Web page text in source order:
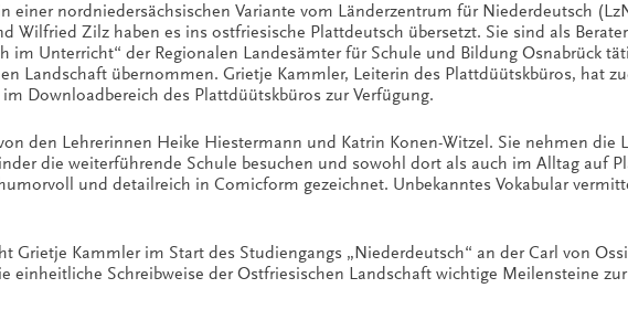
einer nordniedersächsischen Variante vom Länderzentrum für Niederdeutsch
Wilfried Zilz haben es ins ostfriesische Plattdeutsch übersetzt. Sie sind als
im Unterricht“ der Regionalen Landesämter für Schule und Bildung Osnabrück
Landschaft übernommen. Grietje Kammler, Leiterin des Plattdüütskbüros, hat
Downloadbereich des Plattdüütskbüros zur Verfügung.
den Lehrerinnen Heike Hiestermann und Katrin Konen-Witzel. Sie nehmen
die weiterführende Schule besuchen und sowohl dort als auch im Alltag auf
und detailreich in Comicform gezeichnet. Unbekanntes Vokabular
Grietje Kammler im Start des Studiengangs „Niederdeutsch“ an der Carl von
einheitliche Schreibweise der Ostfriesischen Landschaft wichtige Meilensteine